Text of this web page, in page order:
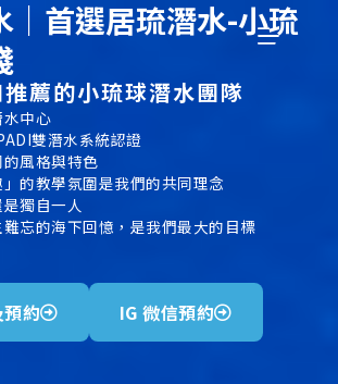
｜首選居琉潛水-小琉
薦的小琉球潛水團隊
中心
雙潛水系統認證
風格與特色
的教學氛圍是我們的共同理念
獨自一人
忘的海下回憶，是我們最大的目標
約 IG 微信預約